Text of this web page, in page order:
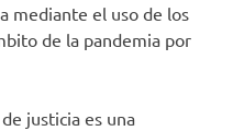
mediante el uso de los
de la pandemia por
justicia es una